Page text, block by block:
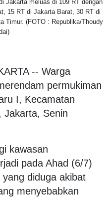
Jakarta meluas di 109 RT dengan
15 RT di Jakarta Barat, 30 RT di
Timur. (FOTO : Republika/Thoudy
-- Warga
permukiman
I, Kecamatan
Jakarta, Senin
kawasan
pada Ahad (6/7)
diduga akibat
menyebabkan